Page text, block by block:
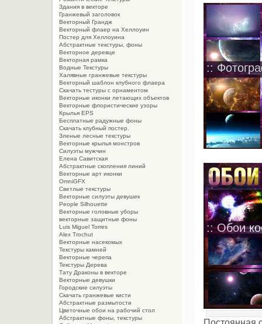
::
:: Обои
Здания в векторе
Гранжевый заголовок
Векторный Грандж
Векторный флаер на Хеллоуин
Постер для Хеллоуина
Абстрактные текстуры, фоны
Векторное деревце
Векторная рамка
Водные Текстуры
Халявные гранжевые текстуры
Векторный шаблон клубного флаера
Скачать тестуры с орнаментом
Векторные иконки летающих объектов
Векторные флористические узоры
Крылья EPS
Бесплатные радужные фоны
Скачать клубный постер.
Зленые лесные текстуры
Векторные крылья монстров
Силуэты мужчин
Елена Савитская
Абстрактные скопления линий
Векторные арт иконки
OmniGFX
Светлые текстуры
Векторные силуэты девушек
People Silhouette
Векторные головные уборы
векторные защитные фоны
Luis Miguel Torres
Alex Trochut
Векторные насекомых
Текстуры камней
Векторные черепа
Текстуры Дерева
Тату Драконы в векторе
Векторные девушки
Городские силуэты
Скачать гранжевые кисти
Абстрактные размытости
Цветочные обои на рабочий стол
Абстрактные фоны, текстуры